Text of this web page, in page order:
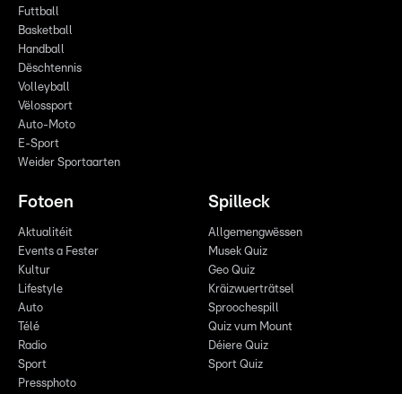
Futtball
Basketball
Handball
Dëschtennis
Volleyball
Vëlossport
Auto-Moto
E-Sport
Weider Sportaarten
Fotoen
Aktualitéit
Events a Fester
Kultur
Lifestyle
Auto
Télé
Radio
Sport
Pressphoto
Spilleck
Allgemengwëssen
Musek Quiz
Geo Quiz
Kräizwuerträtsel
Sproochespill
Quiz vum Mount
Déiere Quiz
Sport Quiz